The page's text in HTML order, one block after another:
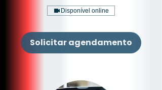
Disponível online
Solicitar agendamento